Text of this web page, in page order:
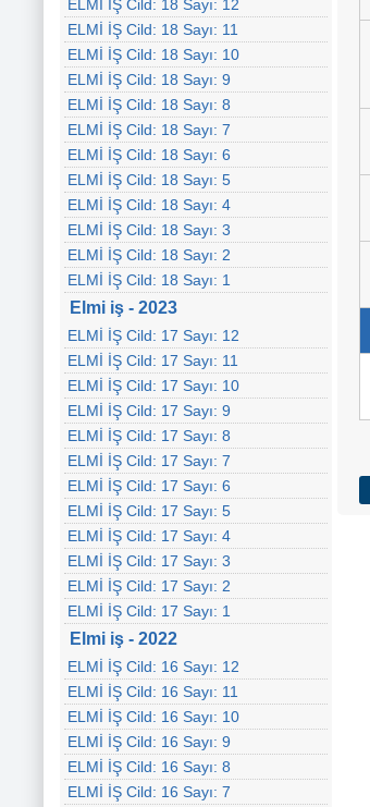
ELMİ İŞ Cild: 18 Sayı: 12
ELMİ İŞ Cild: 18 Sayı: 11
ELMİ İŞ Cild: 18 Sayı: 10
ELMİ İŞ Cild: 18 Sayı: 9
ELMİ İŞ Cild: 18 Sayı: 8
ELMİ İŞ Cild: 18 Sayı: 7
ELMİ İŞ Cild: 18 Sayı: 6
ELMİ İŞ Cild: 18 Sayı: 5
ELMİ İŞ Cild: 18 Sayı: 4
ELMİ İŞ Cild: 18 Sayı: 3
ELMİ İŞ Cild: 18 Sayı: 2
ELMİ İŞ Cild: 18 Sayı: 1
Elmi iş - 2023
ELMİ İŞ Cild: 17 Sayı: 12
ELMİ İŞ Cild: 17 Sayı: 11
ELMİ İŞ Cild: 17 Sayı: 10
ELMİ İŞ Cild: 17 Sayı: 9
ELMİ İŞ Cild: 17 Sayı: 8
ELMİ İŞ Cild: 17 Sayı: 7
ELMİ İŞ Cild: 17 Sayı: 6
ELMİ İŞ Cild: 17 Sayı: 5
ELMİ İŞ Cild: 17 Sayı: 4
ELMİ İŞ Cild: 17 Sayı: 3
ELMİ İŞ Cild: 17 Sayı: 2
ELMİ İŞ Cild: 17 Sayı: 1
Elmi iş - 2022
ELMİ İŞ Cild: 16 Sayı: 12
ELMİ İŞ Cild: 16 Sayı: 11
ELMİ İŞ Cild: 16 Sayı: 10
ELMİ İŞ Cild: 16 Sayı: 9
ELMİ İŞ Cild: 16 Sayı: 8
ELMİ İŞ Cild: 16 Sayı: 7